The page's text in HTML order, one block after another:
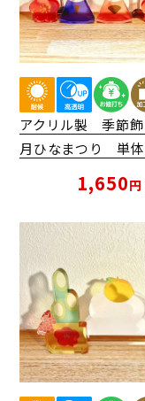
アクリル製 季節飾
月ひなまつり 単体
1,650